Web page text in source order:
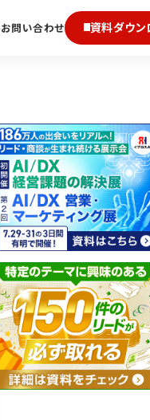
お問い合わせ 資料ダウン